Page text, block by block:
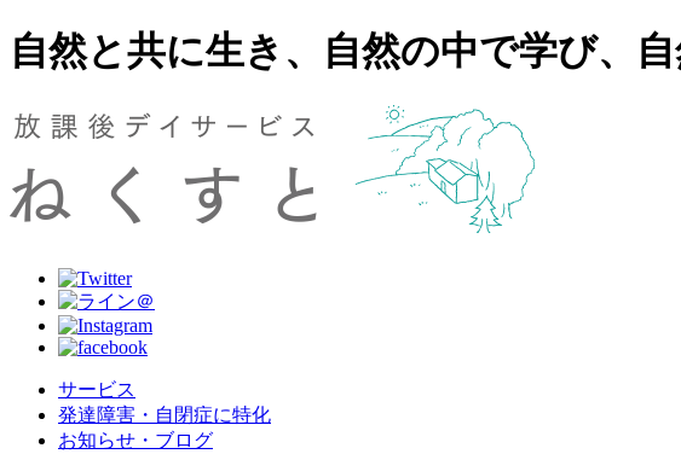
自然と共に生き、自然の中で学び、
サービス
発達障害・自閉症に特化
お知らせ・ブログ